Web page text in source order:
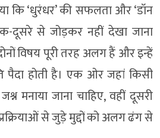
कि ‘धुरंधर’ की सफलता और ‘डॉन
दूसरे से जोड़कर नहीं देखा जाना
विषय पूरी तरह अलग हैं और इन्हें
पैदा होती है। एक ओर जहां किसी
मनाया जाना चाहिए, वहीं दूसरी
से जुड़े मुद्दों को अलग ढंग से